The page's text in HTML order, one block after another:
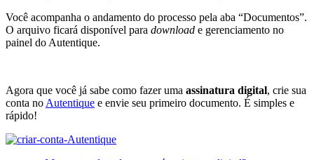
Você acompanha o andamento do processo pela aba “Documentos”.
O arquivo ficará disponível para download e gerenciamento no
painel do Autentique.
Agora que você já sabe como fazer uma assinatura digital, crie sua
conta no Autentique e envie seu primeiro documento. É simples e
rápido!